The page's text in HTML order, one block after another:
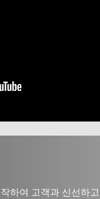
하여 고객과 신선하